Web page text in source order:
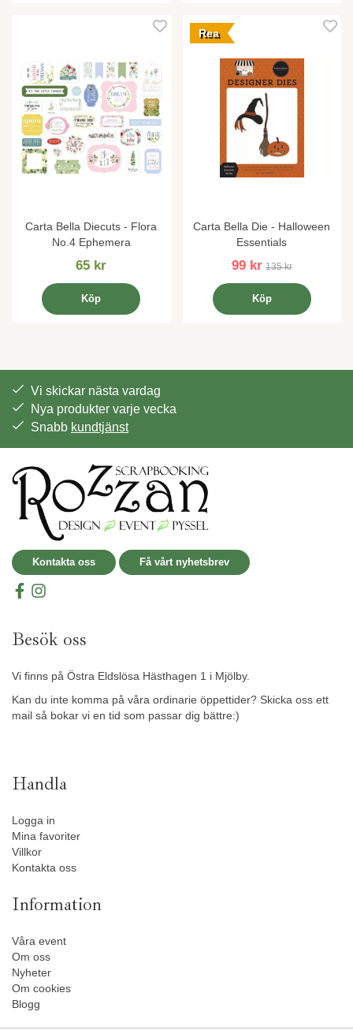
Carta Bella Diecuts - Flora
No.4 Ephemera
65 kr
Köp
Rea
Carta Bella Die - Halloween
Essentials
99 kr 135 kr
Köp
Vi skickar nästa vardag
Nya produkter varje vecka
Snabb kundtjänst
Kontakta oss Få vårt nyhetsbrev
Besök oss
Vi finns på Östra Eldslösa Hästhagen 1 i Mjölby.
Kan du inte komma på våra ordinarie öppettider? Skicka oss ett
mail så bokar vi en tid som passar dig bättre:)
Handla
Logga in
Mina favoriter
Villkor
Kontakta oss
Information
Våra event
Om oss
Nyheter
Om cookies
Blogg